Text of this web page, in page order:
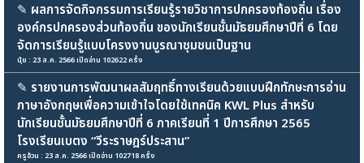
✎ ผลการจัดกิจกรรมการเรียนรู้รายวิชาการปกครองท้องถิ่น เรื่อง
องค์กรปกครองส่วนท้องถิ่น ของนักเรียนชั้นมัธยมศึกษาปีที่ 6 โดย
จัดการเรียนรู้แบบโครงงานบูรณาชุมชนเป็นฐาน
นุ้ย : 23 ส.ค. 2566 เปิดอ่าน 102622 ครั้ง
✎ รายงานการพัฒนาผลสัมฤทธิ์ทางเรียนด้วยแบบฝึกทักษะการอ่าน
ภาษาอังกฤษเพื่อความเข้าใจโดยใช้เทคนิค KWL Plus สำหรับ
นักเรียนชั้นมัธยมศึกษาปีที่ 6 ภาคเรียนที่ 1 ปีการศึกษา 2565
โรงเรียนเบตง “วีระราษฎร์ประสาน”
ครูอ้วน : 23 ส.ค. 2566 เปิดอ่าน 102718 ครั้ง